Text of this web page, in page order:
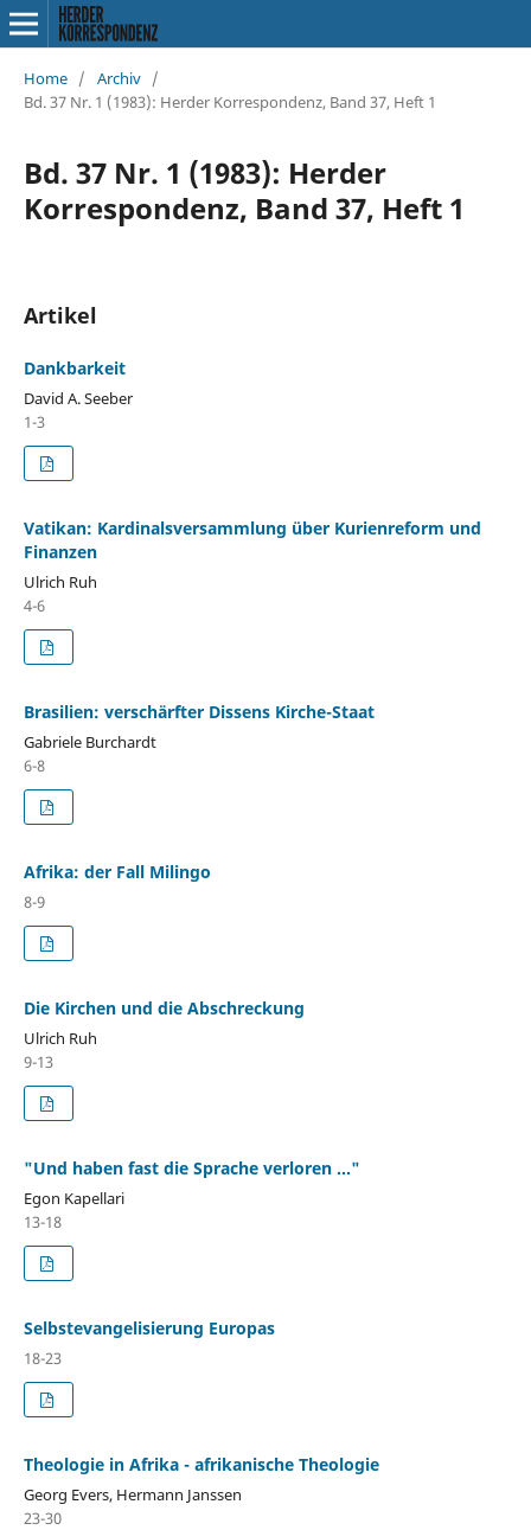
Home / Archiv /
Bd. 37 Nr. 1 (1983): Herder Korrespondenz, Band 37, Heft 1
Bd. 37 Nr. 1 (1983): Herder
Korrespondenz, Band 37, Heft 1
Artikel
Dankbarkeit
David A. Seeber
1-3
Vatikan: Kardinalsversammlung über Kurienreform und
Finanzen
Ulrich Ruh
4-6
Brasilien: verschärfter Dissens Kirche-Staat
Gabriele Burchardt
6-8
Afrika: der Fall Milingo
8-9
Die Kirchen und die Abschreckung
Ulrich Ruh
9-13
"Und haben fast die Sprache verloren ..."
Egon Kapellari
13-18
Selbstevangelisierung Europas
18-23
Theologie in Afrika - afrikanische Theologie
Georg Evers, Hermann Janssen
23-30